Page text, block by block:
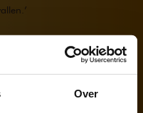
Over
mij isdramaqueen. Ik houd
emotioneel en zeer sensitief.